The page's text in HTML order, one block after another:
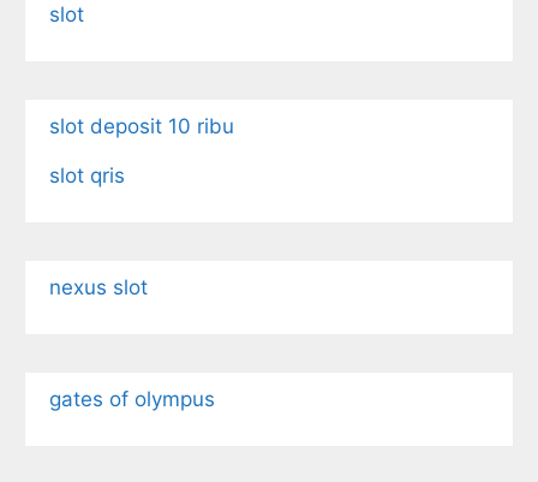
slot
slot deposit 10 ribu
slot qris
nexus slot
gates of olympus